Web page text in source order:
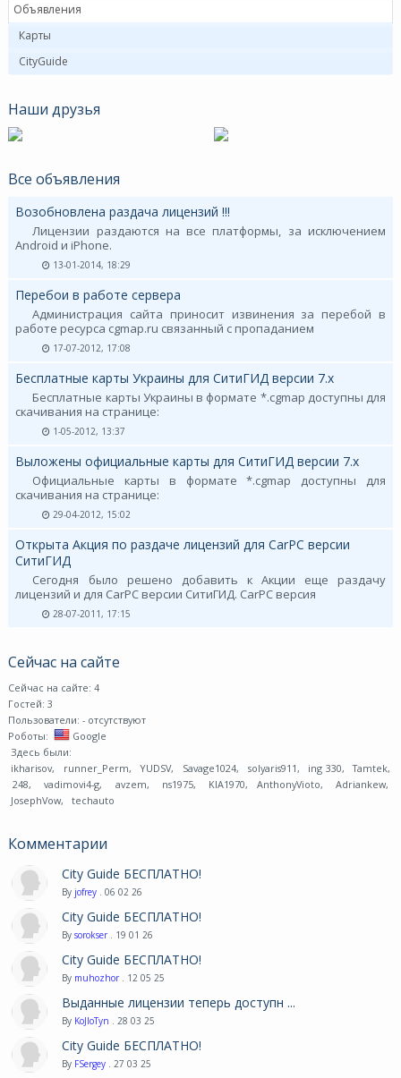
Объявления
Карты
CityGuide
Наши друзья
Все объявления
Возобновлена раздача лицензий !!!
Лицензии раздаются на все платформы, за исключением
Android и iPhone.
13-01-2014, 18:29
Перебои в работе сервера
Администрация сайта приносит извинения за перебой в
работе ресурса cgmap.ru связанный с пропаданием
17-07-2012, 17:08
Бесплатные карты Украины для СитиГИД версии 7.х
Бесплатные карты Украины в формате *.cgmap доступны для
скачивания на странице:
1-05-2012, 13:37
Выложены официальные карты для СитиГИД версии 7.х
Официальные карты в формате *.cgmap доступны для
скачивания на странице:
29-04-2012, 15:02
Открыта Акция по раздаче лицензий для CarPC версии
СитиГИД
Сегодня было решено добавить к Акции еще раздачу
лицензий и для CarPC версии СитиГИД. CarPC версия
28-07-2011, 17:15
Сейчас на сайте
Сейчас на сайте: 4
Гостей: 3
Пользователи: - отсутствуют
Роботы:
Google
Здесь были:
ikharisov, runner_Perm, YUDSV, Savage1024, solyaris911 , ing 330, Tamtek,
248, vadimovi4-g, avzem, ns1975, KIA1970, AnthonyVioto, Adriankew,
JosephVow, techauto
Комментарии
City Guide БЕСПЛАТНО!
By jofrey . 06 02 26
City Guide БЕСПЛАТНО!
By sorokser . 19 01 26
City Guide БЕСПЛАТНО!
By muhozhor . 12 05 25
Выданные лицензии теперь доступн ...
By KoJIoTyn . 28 03 25
City Guide БЕСПЛАТНО!
By FSergey . 27 03 25